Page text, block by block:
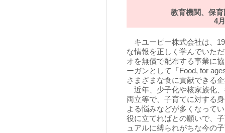
教育機関、保
4
キユーピー株式会社は、
な情報を正しく学んでいた
オを無償で配布する事業に
ーガンとして「Food, for
さまざまな食に貢献できる
近年、少子化や核家族化
両立等で、子育てに対する
よる悩みなどが多くなって
役に立てればとの願いで、
ュアルに縛られがちな今の